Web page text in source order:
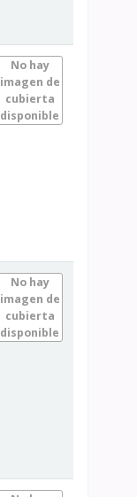
No hay
imagen de
cubierta
disponible
No hay
imagen de
cubierta
disponible